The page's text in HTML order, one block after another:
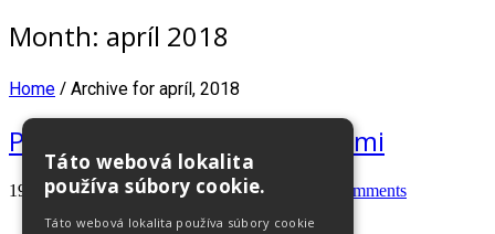
Month: apríl 2018
Home / Archive for apríl, 2018
Preč s pigmentovými škvrnami
19.04.2018 Natália Španková novinky No comments
Táto webová lokalita
používa súbory cookie.
Táto webová lokalita používa súbory cookie